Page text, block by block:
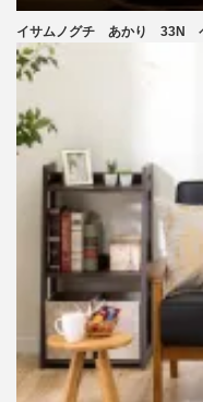
イサムノグチ あかり 33N